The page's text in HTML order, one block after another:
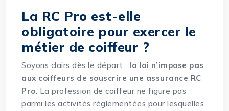
La RC Pro est-elle
obligatoire pour exercer le
métier de coiffeur ?
Soyons clairs dès le départ : la loi n’impose pas
aux coiffeurs de souscrire une assurance RC
Pro. La profession de coiffeur ne figure pas
parmi les activités réglementées pour lesquelles